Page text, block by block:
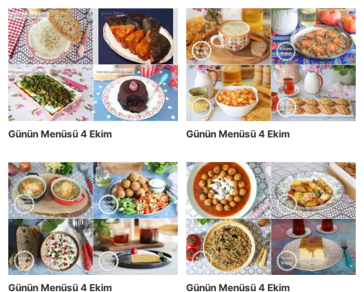
Günün Menüsü 4 Ekim Günün Menüsü 4 Ekim
Günün Menüsü 4 Ekim Günün Menüsü 4 Ekim